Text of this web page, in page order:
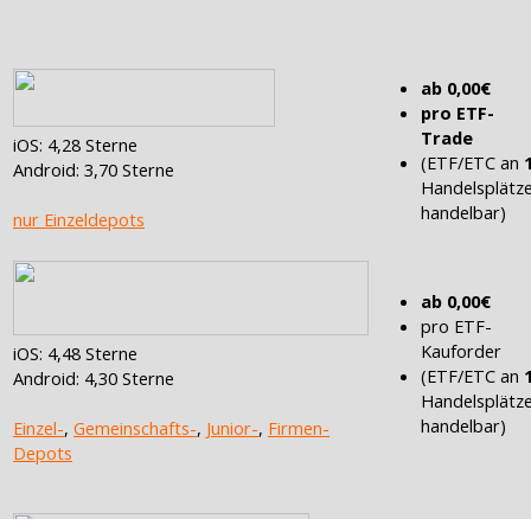
iOS: 4,28 Sterne
Android: 3,70 Sterne
nur Einzeldepots
ab 0,00€
pro ETF-
Trade
(ETF/ETC an
handelbar)
iOS: 4,48 Sterne
Android: 4,30 Sterne
Einzel-, Gemeinschafts-, Junior-, Firmen-
Depots
ab 0,00€
pro ETF-
Kauforder
(ETF/ETC an
handelbar)